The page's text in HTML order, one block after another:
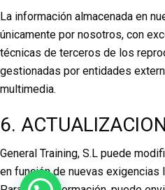
La información almacenada en
únicamente por nosotros, con
técnicas de terceros de los
gestionadas por entidades
multimedia.
6.
General Training, S.L puede
en función de nuevas